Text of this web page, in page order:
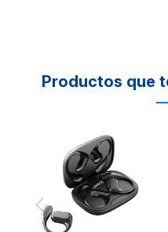
Productos que